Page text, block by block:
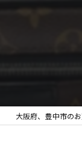
大阪府、豊中市の